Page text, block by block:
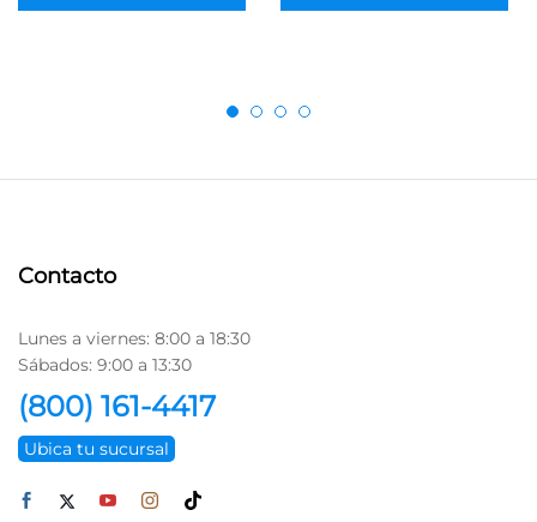
Contacto
Lunes a viernes: 8:00 a 18:30
Sábados: 9:00 a 13:30
(800) 161-4417
Ubica tu sucursal